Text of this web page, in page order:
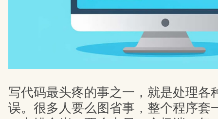
写代码最头疼的事之一，就是处理各
误。很多人要么图省事，整个程序套